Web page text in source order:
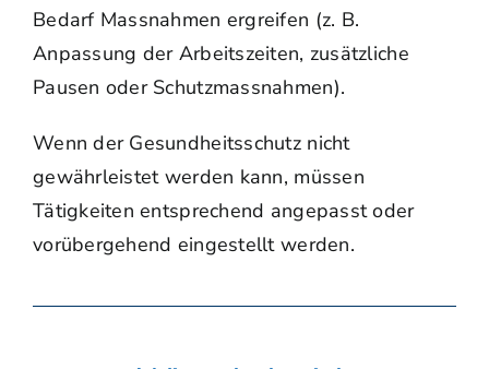
Bedarf Massnahmen ergreifen (z. B.
Anpassung der Arbeitszeiten, zusätzliche
Pausen oder Schutzmassnahmen).
Wenn der Gesundheitsschutz nicht
gewährleistet werden kann, müssen
Tätigkeiten entsprechend angepasst oder
vorübergehend eingestellt werden.